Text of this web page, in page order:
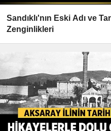
Sandıklı'nın Eski Adı ve
Zenginlikleri